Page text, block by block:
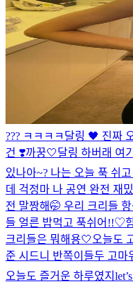
??? ㅋㅋㅋㅋ 달링 🖤 진짜
건 ❣️까꿍🤍달링 하버래 여
있나아~? 나는 오늘 푹 쉬
데 걱정마 나 공연 완전 재
전 말짱해🤭 우리 크리들
들 얼른 밥먹고 푹쉬어!!♡
크리들은 뭐해용🤍 오늘도
준 시드니 반쪽이들두 고
오늘도 즐거운 하루였지